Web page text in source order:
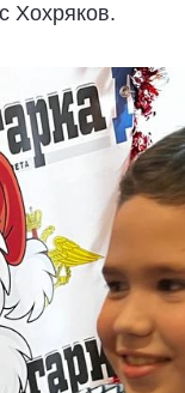
Хохряков.